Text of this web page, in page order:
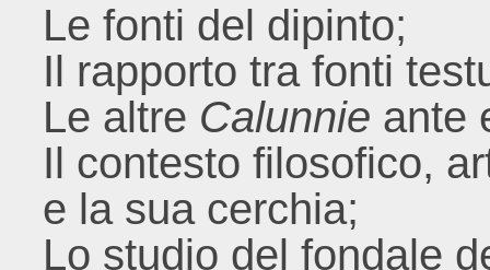
Le fonti del dipinto;
Il rapporto tra fonti
Le altre Calunnie ante
Il contesto filosofico,
e la sua cerchia;
Lo studio del fondale